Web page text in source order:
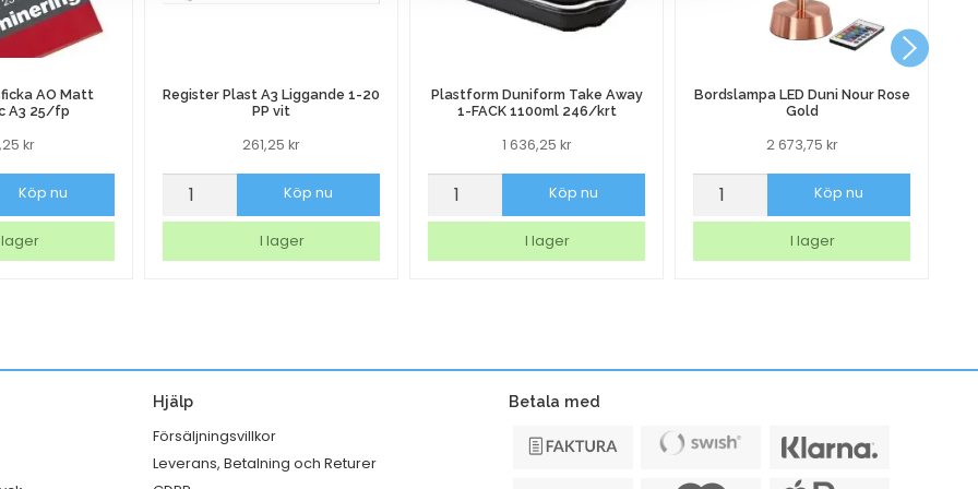
AO Matt
A3 25/fp
kr
Köp nu
lager
Register Plast A3 Liggande 1-20
PP vit
261,25kr
Register
Liggande
vit
mängd
Köp nu
I lager
Plastform Duniform Take Away
1-FACK 1100ml 246/krt
1 636,25 kr
Plastform
Duniform
Away
246/krt
Köp nu
I lager
Bordslampa LED Duni Nour Rose
Gold
2 673,75 kr
Bordslampa
Nour
Köp nu
I lager
Hjälp
Försäljningsvillkor
Leverans, Betalning och Returer
Betala med